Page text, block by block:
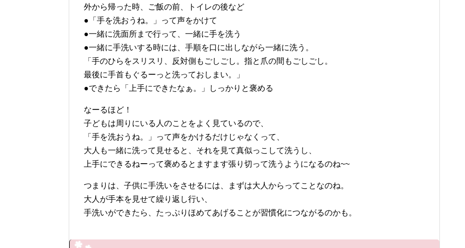
外から帰った時、ご飯の前、トイレの後など
●「手を洗おうね。」って声をかけて
●一緒に洗面所まで行って、一緒に手を洗う
●一緒に手洗いする時には、手順を口に出しながら一緒に洗う。
「手のひらをスリスリ、反対側もごしごし。指と爪の間もごしごし。
最後に手首もぐるーっと洗っておしまい。」
●できたら「上手にできたなぁ。」しっかりと褒める
なーるほど！
子どもは周りにいる人のことをよく見ているので、
「手を洗おうね。」って声をかけるだけじゃなくって、
大人も一緒に洗って見せると、それを見て真似っこして洗うし、
上手にできるねーって褒めるとますます張り切って洗うようになるのね~~
つまりは、子供に手洗いをさせるには、まずは大人からってことなのね。
大人が手本を見せて繰り返し行い、
手洗いができたら、たっぷりほめてあげることが習慣化につながるのかも。